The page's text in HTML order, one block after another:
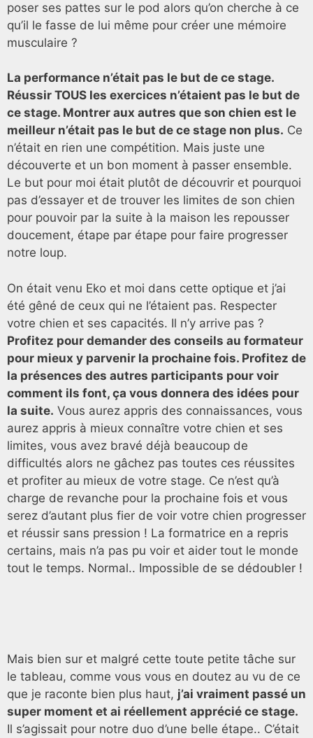
poser ses pattes sur le pod alors qu’on cherche à ce
qu’il le fasse de lui même pour créer une mémoire
musculaire ?
La performance n’était pas le but de ce stage.
Réussir TOUS les exercices n’étaient pas le but de
ce stage. Montrer aux autres que son chien est le
meilleur n’était pas le but de ce stage non plus. Ce
n’était en rien une compétition. Mais juste une
découverte et un bon moment à passer ensemble.
Le but pour moi était plutôt de découvrir et pourquoi
pas d’essayer et de trouver les limites de son chien
pour pouvoir par la suite à la maison les repousser
doucement, étape par étape pour faire progresser
notre loup.
On était venu Eko et moi dans cette optique et j’ai
été gêné de ceux qui ne l’étaient pas. Respecter
votre chien et ses capacités. Il n’y arrive pas ?
Profitez pour demander des conseils au formateur
pour mieux y parvenir la prochaine fois. Profitez de
la présences des autres participants pour voir
comment ils font, ça vous donnera des idées pour
la suite. Vous aurez appris des connaissances, vous
aurez appris à mieux connaître votre chien et ses
limites, vous avez bravé déjà beaucoup de
difficultés alors ne gâchez pas toutes ces réussites
et profiter au mieux de votre stage. Ce n’est qu’à
charge de revanche pour la prochaine fois et vous
serez d’autant plus fier de voir votre chien progresser
et réussir sans pression ! La formatrice en a repris
certains, mais n’a pas pu voir et aider tout le monde
tout le temps. Normal.. Impossible de se dédoubler !
Mais bien sur et malgré cette toute petite tâche sur
le tableau, comme vous vous en doutez au vu de ce
que je raconte bien plus haut, j’ai vraiment passé un
super moment et ai réellement apprécié ce stage.
Il s’agissait pour notre duo d’une belle étape.. C’était